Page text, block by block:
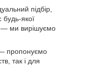
підбір,
будь-якої
— ми вирішуємо
пропонуємо
так і для